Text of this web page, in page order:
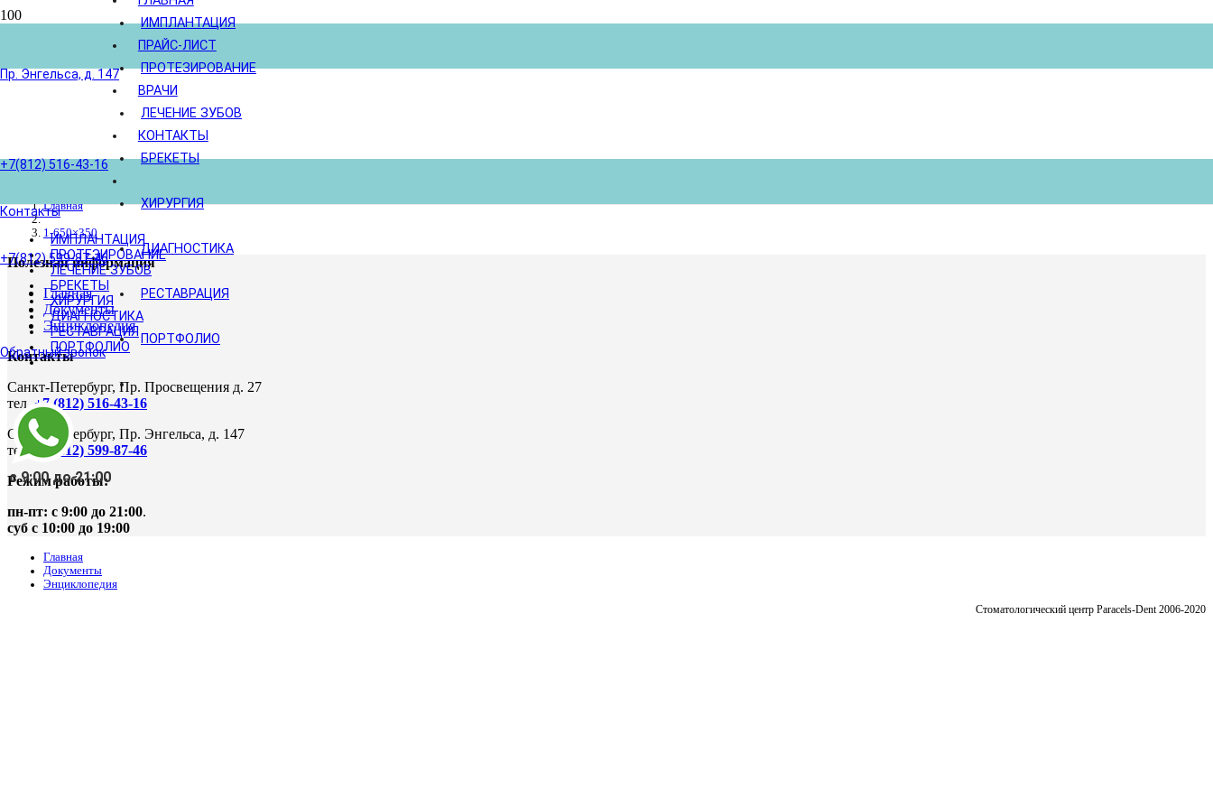
ПРАЙС-ЛИСТ
ВРАЧИ
КОНТАКТЫ
Пр. Энгельса, д. 147
+7(812) 516-43-16
+7(812) 599-87-46
Обратный звонок
с 9:00 до 21:00
ИМПЛАНТАЦИЯ
ПРОТЕЗИРОВАНИЕ
ЛЕЧЕНИЕ ЗУБОВ
БРЕКЕТЫ
ХИРУРГИЯ
ДИАГНОСТИКА
РЕСТАВРАЦИЯ
ПОРТФОЛИО
Контакты
ИМПЛАНТАЦИЯ
ПРОТЕЗИРОВАНИЕ
ЛЕЧЕНИЕ ЗУБОВ
БРЕКЕТЫ
ХИРУРГИЯ
ДИАГНОСТИКА
РЕСТАВРАЦИЯ
ПОРТФОЛИО
Главная
1-650×350
Полезная информация
Главная
Документы
Энциклопедия
Контакты
Санкт-Петербург, Пр. Просвещения д. 27
тел. +7 (812) 516-43-16
Санкт-Петербург, Пр. Энгельса, д. 147
тел.
+7 (812) 599-87-46
Режим работы:
пн-пт: с 9:00 до 21:00.
суб с 10:00 до 19:00
Главная
Документы
Энциклопедия
Стоматологический центр Paracels-Dent 2006-2020